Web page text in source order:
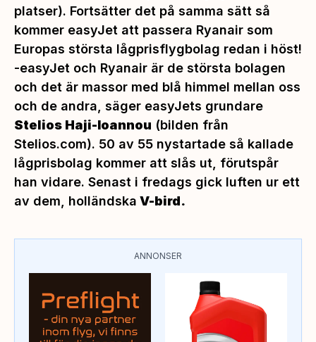
platser). Fortsätter det på samma sätt så
kommer easyJet att passera Ryanair som
Europas största lågprisflygbolag redan i höst!
-easyJet och Ryanair är de största bolagen
och det är massor med blå himmel mellan oss
och de andra , säger easyJets grundare
Stelios Haji-Ioannou (bilden från
Stelios.com). 50 av 55 nystartade så kallade
lågprisbolag kommer att slås ut, förutspår
han vidare. Senast i fredags gick luften ur ett
av dem, holländska V-bird.
ANNONSER